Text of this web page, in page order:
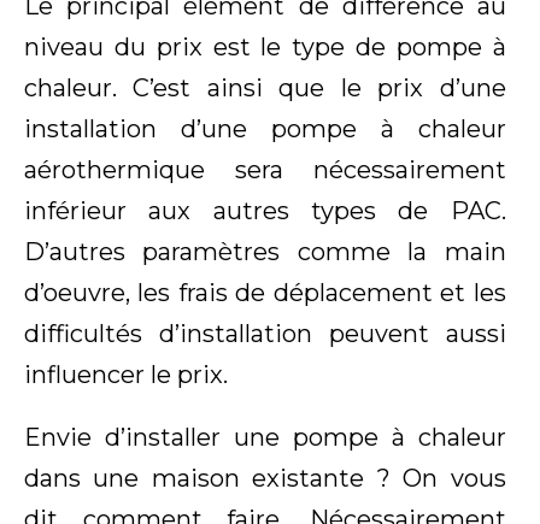
niveau du prix est le type de pompe à
chaleur. C’est ainsi que le prix d’une
installation d’une pompe à chaleur
aérothermique sera nécessairement
inférieur aux autres types de PAC.
D’autres paramètres comme la main
d’oeuvre, les frais de déplacement et les
difficultés d’installation peuvent aussi
influencer le prix.
Envie d’installer une pompe à chaleur
dans une maison existante ? On vous